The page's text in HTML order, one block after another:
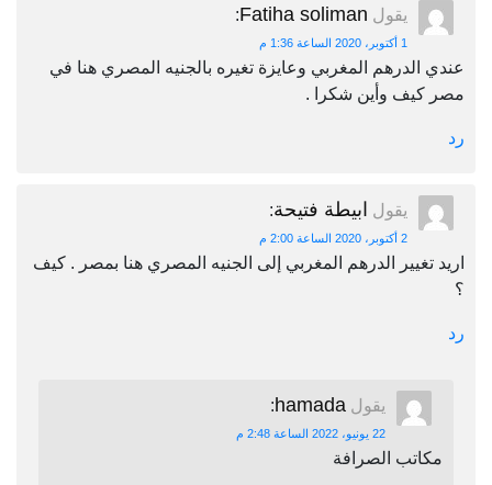
يقول Fatiha soliman
:
1 أكتوبر، 2020 الساعة 1:36 م
عندي الدرهم المغربي وعايزة تغيره بالجنيه المصري هنا في
مصر كيف وأين شكرا .
رد
يقول ابيطة فتيحة:
2 أكتوبر، 2020 الساعة 2:00 م
اريد تغيير الدرهم المغربي إلى الجنيه المصري هنا بمصر . كيف
؟
رد
يقول hamada
:
22 يونيو، 2022 الساعة 2:48 م
مكاتب الصرافة